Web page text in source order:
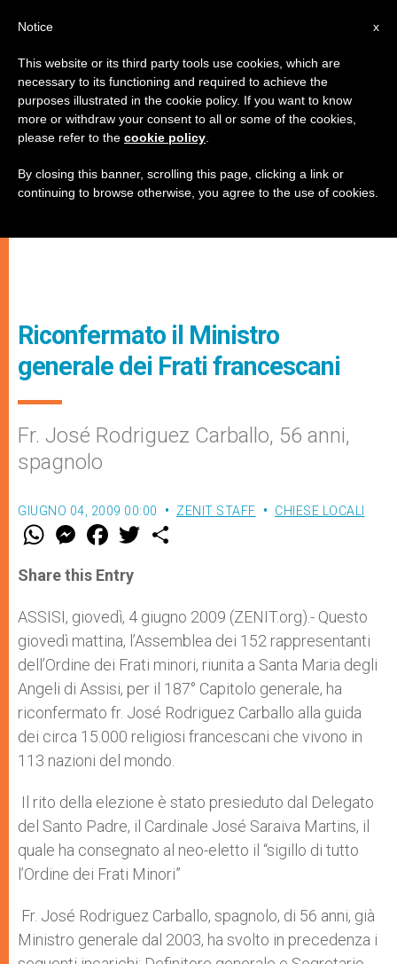
Riconfermato il Ministro
generale dei Frati francescani
Fr. José Rodriguez Carballo, 56 anni,
spagnolo
GIUGNO 04, 2009 00:00 ZENIT STAFF CHIESE LOCALI
W
t
s
p
p
M
e
s
e
g
e
r
F
a
e
b
o
k
w
r
Share this Entry
ASSISI, giovedì, 4 giugno 2009 (ZENIT.org).- Questo
giovedì mattina, l’Assemblea dei 152 rappresentanti
dell’Ordine dei Frati minori, riunita a Santa Maria degli
Angeli di Assisi, per il 187° Capitolo generale, ha
riconfermato fr. José Rodriguez Carballo alla guida
dei circa 15.000 religiosi francescani che vivono in
113 nazioni del mondo.
Il rito della elezione è stato presieduto dal Delegato
del Santo Padre, il Cardinale José Saraiva Martins, il
quale ha consegnato al neo-eletto il “sigillo di tutto
l’Ordine dei Frati Minori”
Fr. José Rodriguez Carballo, spagnolo, di 56 anni, già
Ministro generale dal 2003, ha svolto in precedenza i
x
Notice
This website or its third party tools use cookies, which are
necessary to its functioning and required to achieve the
purposes illustrated in the cookie policy. If you want to know
more or withdraw your consent to all or some of the cookies,
please refer to the cookie policy
By closing this banner, scrolling this page, clicking a link or
continuing to browse otherwise, you agree to the use of cookies.